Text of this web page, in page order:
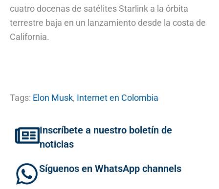
cuatro docenas de satélites Starlink a la órbita
terrestre baja en un lanzamiento desde la costa de
California.
Tags: Elon Musk, Internet en Colombia
Inscríbete a nuestro boletín de
noticias
Síguenos en WhatsApp channels